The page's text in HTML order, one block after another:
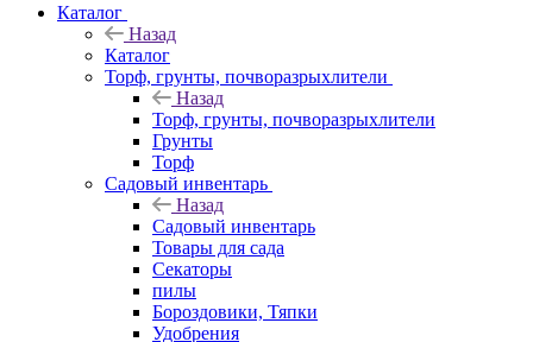
Каталог
Назад
Каталог
Торф, грунты, почворазрыхлители
Назад
Торф, грунты, почворазрыхлители
Грунты
Торф
Садовый инвентарь
Назад
Садовый инвентарь
Товары для сада
Секаторы
пилы
Бороздовики, Тяпки
Удобрения